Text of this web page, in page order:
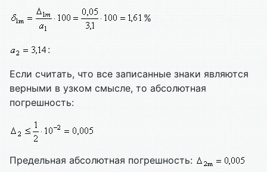
%
:
Если считать, что все записанные знаки являются
верными в узком смысле, то абсолютная
погрешность:
Предельная абсолютная погрешность: